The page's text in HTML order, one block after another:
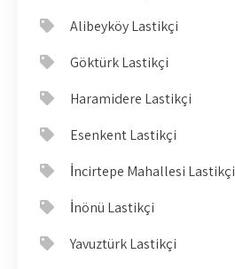
Alibeyköy Lastikçi
Göktürk Lastikçi
Haramidere Lastikçi
Esenkent Lastikçi
İncirtepe Mahallesi Lastikçi
İnönü Lastikçi
Yavuztürk Lastikçi